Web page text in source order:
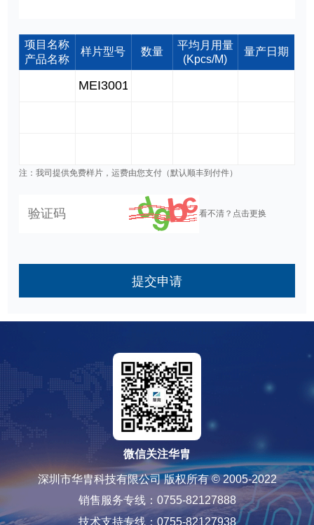
项目名称
产品名称
样片型号 数量
平均月用量
(Kpcs/M)
量产日期
注：我司提供免费样片，运费由您支付（默认顺丰到付件）
看不清？点击更换
提交申请
微信关注华胄
深圳市华胄科技有限公司 版权所有 © 2005-2022
销售服务专线：0755-82127888
技术支持专线：0755-82127938